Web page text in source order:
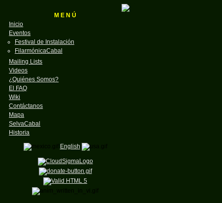
M E N Ú
Inicio
Eventos
Festival de Instalación
FilarmónicaCabal
Mailing Lists
Videos
¿Quiénes Somos?
El FAQ
Wiki
Contáctanos
Mapa
SelvaCabal
Historia
English